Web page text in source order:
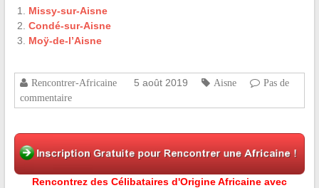
Missy-sur-Aisne
Condé-sur-Aisne
Moÿ-de-l’Aisne
Rencontrer-Africaine 5 août 2019 Aisne
Pas de
commentaire
Rencontrez des Célibataires d'Origine Africaine avec